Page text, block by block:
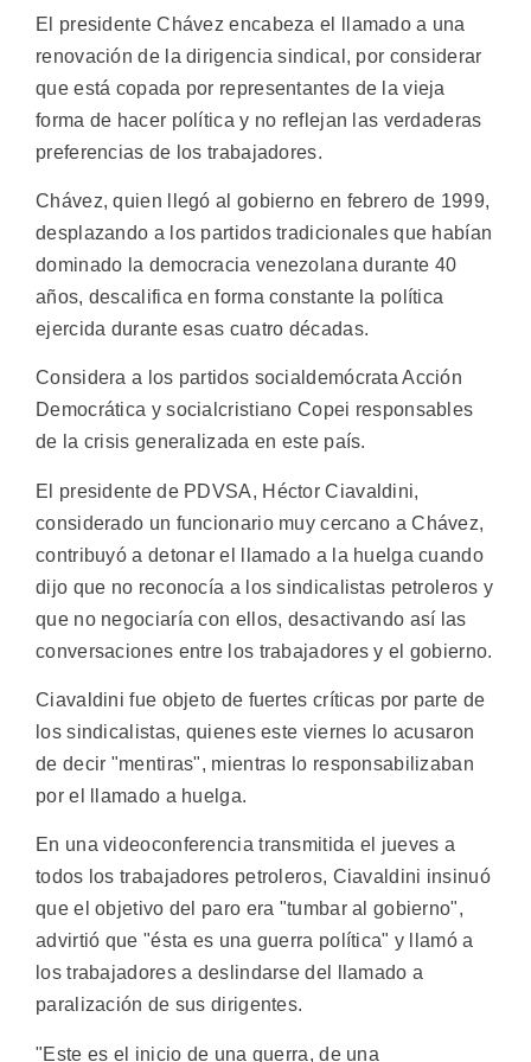
El presidente Chávez encabeza el llamado a una
renovación de la dirigencia sindical, por considerar
que está copada por representantes de la vieja
forma de hacer política y no reflejan las verdaderas
preferencias de los trabajadores.
Chávez, quien llegó al gobierno en febrero de 1999,
desplazando a los partidos tradicionales que habían
dominado la democracia venezolana durante 40
años, descalifica en forma constante la política
ejercida durante esas cuatro décadas.
Considera a los partidos socialdemócrata Acción
Democrática y socialcristiano Copei responsables
de la crisis generalizada en este país.
El presidente de PDVSA, Héctor Ciavaldini,
considerado un funcionario muy cercano a Chávez,
contribuyó a detonar el llamado a la huelga cuando
dijo que no reconocía a los sindicalistas petroleros y
que no negociaría con ellos, desactivando así las
conversaciones entre los trabajadores y el gobierno.
Ciavaldini fue objeto de fuertes críticas por parte de
los sindicalistas, quienes este viernes lo acusaron
de decir "mentiras", mientras lo responsabilizaban
por el llamado a huelga.
En una videoconferencia transmitida el jueves a
todos los trabajadores petroleros, Ciavaldini insinuó
que el objetivo del paro era "tumbar al gobierno",
advirtió que "ésta es una guerra política" y llamó a
los trabajadores a deslindarse del llamado a
paralización de sus dirigentes.
"Este es el inicio de una guerra, de una